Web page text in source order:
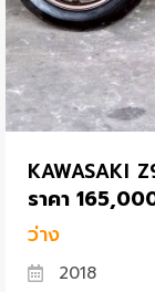
KAWASAKI
ราคา
ว่าง
2018